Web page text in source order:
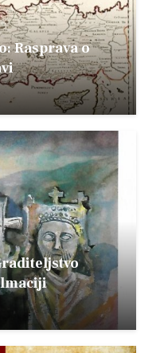
Rasprava o